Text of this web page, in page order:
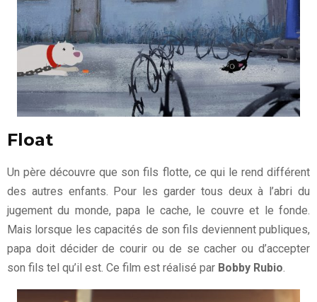
Float
Un père découvre que son fils flotte, ce qui le rend différent
des autres enfants. Pour les garder tous deux à l’abri du
jugement du monde, papa le cache, le couvre et le fonde.
Mais lorsque les capacités de son fils deviennent publiques,
papa doit décider de courir ou de se cacher ou d’accepter
son fils tel qu’il est. Ce film est réalisé par Bobby Rubio.